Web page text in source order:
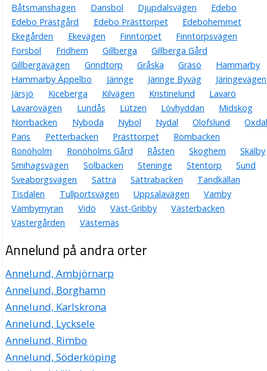
Båtsmanshagen
Dansbol Djupdalsvägen
Edebo
Edebo Prästgård
Edebo Prästtorpet
Edebohemmet
Ekegården
Ekevägen Finntorpet
Finntorpsvägen
Forsbol
Fridhem Gillberga
Gillberga Gård
Gillbergavägen
Grindtorp Gråska Gräsö
Hammarby
Hammarby Äppelbo
Järinge Järinge Byväg
Järingevägen
Järsjö
Kiceberga Kilvägen Kristinelund
Lavarö
Lavarövägen
Lundås Lützen Lövhyddan
Midskog
Norrbacken
Nyboda Nybol Nydal Olofslund
Paris
Petterbacken Prästtorpet
Rombacken
Ronöholm
Ronöholms Gård Råsten Skoghem
Skälby
Smihagsvägen
Solbacken Steninge Stentorp
Sund
Sveaborgsvägen
Sättra Sättrabacken
Tandkällan
Tisdalen
Tullportsvägen Uppsalavägen
Vamby
Vambymyran
Vidö Väst-Gribby
Västerbacken
Västergården
Västernäs
Annelund på andra orter
Annelund, Ambjörnarp
Annelund, Borghamn
Annelund, Karlskrona
Annelund, Lycksele
Annelund, Rimbo
Annelund, Söderköping